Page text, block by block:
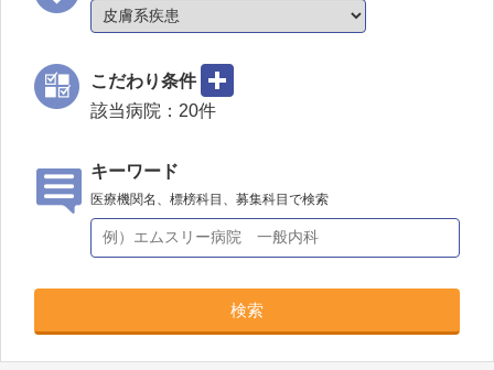
こだわり条件
該当病院： 20件
キーワード
医療機関名、標榜科目、募集科目で検索
検索